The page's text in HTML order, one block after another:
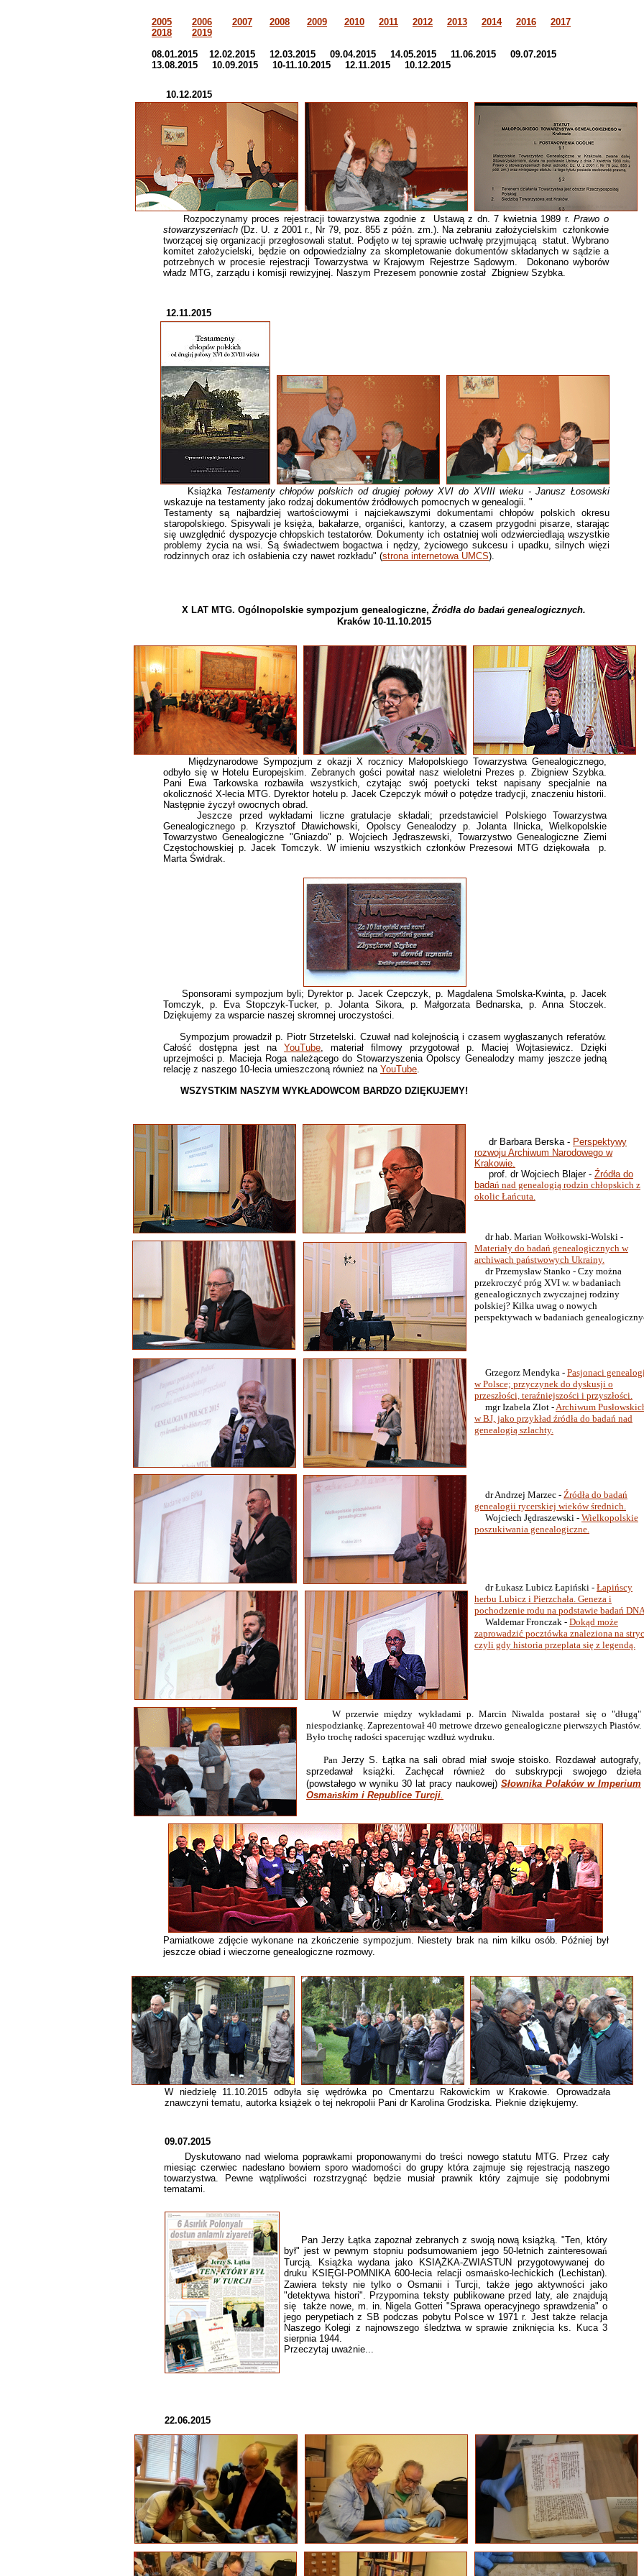
22.06.2015
Pan Jerzy Łątka zapoznał zebranych z swoją nową książką. "Ten, który
był" jest w pewnym stopniu podsumowaniem jego 50-letnich zainteresowań
Turcją. Książka wydana jako KSIĄŻKA-ZWIASTUN przygotowywanej do
druku KSIĘGI-POMNIKA 600-lecia relacji osmańsko-lechickich (Lechistan).
Zawiera teksty nie tylko o Osmanii i Turcji, także jego aktywności jako
"detektywa histori". Przypomina teksty publikowane przed laty, ale znajdują
się także nowe, m. in. Nigela Gotteri "Sprawa operacyjnego sprawdzenia" o
jego perypetiach z SB podczas pobytu Polsce w 1971 r. Jest także relacja
Naszego Kolegi z najnowszego śledztwa w sprawie zniknięcia ks. Kuca 3
sierpnia 1944.
Przeczytaj uważnie...
09.07.2015
Dyskutowano nad wieloma poprawkami proponowanymi do treści nowego statutu MTG. Przez cały
miesiąc czerwiec nadesłano bowiem sporo wiadomości do grupy która zajmuje się rejestracją naszego
towarzystwa. Pewne wątpliwości rozstrzygnąć będzie musiał prawnik który zajmuje się podobnymi
tematami.
2005 2006 2007 2008 2009 2010 2011 2012 2013 2014 2016
2017
2018
2019
08.01.2015 12.02.2015 12.03.2015 09.04.2015 14.05.2015 11.06.2015 09.07.2015
13.08.2015 10.09.2015 10-11.10.2015 12.11.2015 10.12.2015
X LAT MTG. Ogólnopolskie sympozjum genealogiczne,Źródła do badań genealogicznych.
Kraków 10-11.10.2015
Międzynarodowe Sympozjum z okazji X rocznicy Małopolskiego Towarzystwa Genealogicznego,
odbyło się w Hotelu Europejskim. Zebranych gości powitał nasz wieloletni Prezes p. Zbigniew Szybka.
Pani Ewa Tarkowska rozbawiła wszystkich, czytając swój poetycki tekst napisany specjalnie na
okoliczność X-lecia MTG. Dyrektor hotelu p. Jacek Czepczyk mówił o potędze tradycji, znaczeniu historii.
Następnie życzył owocnych obrad.
Jeszcze przed wykładami liczne gratulacje składali; przedstawiciel Polskiego Towarzystwa
Genealogicznego p. Krzysztof Dławichowski, Opolscy Genealodzy p. Jolanta Ilnicka, Wielkopolskie
Towarzystwo Genealogiczne "Gniazdo" p. Wojciech Jędraszewski, Towarzystwo Genealogiczne Ziemi
Częstochowskiej p. Jacek Tomczyk. W imieniu wszystkich członków Prezesowi MTG dziękowała p.
Marta Świdrak.
Pamiatkowe zdjęcie wykonane na zkończenie sympozjum. Niestety brak na nim kilku osób. Później był
jeszcze obiad i wieczorne genealogiczne rozmowy.
W niedzielę 11.10.2015 odbyła się wędrówka po Cmentarzu Rakowickim w Krakowie. Oprowadzała
znawczyni tematu, autorka książek o tej nekropolii Pani dr Karolina Grodziska. Pieknie dziękujemy.
dr Barbara Berska - Perspektywy
rozwoju Archiwum Narodowego w
Krakowie.
prof. dr Wojciech Blajer - Źródła do
badań nad genealogią rodzin chłopskich z
okolic Łańcuta.
dr Łukasz Lubicz Łapiński - Łapińscy
herbu Lubicz i Pierzchała. Geneza i
pochodzenie rodu na podstawie badań
Waldemar Fronczak - Dokąd może
zaprowadzić pocztówka znaleziona na
czyli gdy historia przeplata się z legendą.
dr hab. Marian Wołkowski-Wolski -
Materiały do badań genealogicznych w
archiwach państwowych Ukrainy.
dr Przemysław Stanko - Czy można
przekroczyć próg XVI w. w badaniach
genealogicznych zwyczajnej rodziny
polskiej? Kilka uwag o nowych
perspektywach w badaniach
Grzegorz Mendyka - Pasjonaci
w Polsce; przyczynek do dyskusji o
przeszłości, teraźniejszości i przyszłości.
mgr Izabela Zlot -Archiwum
w BJ, jako przykład źródła do badań nad
genealogią szlachty.
dr Andrzej Marzec - Źródła do badań
genealogii rycerskiej wieków średnich.
Wojciech Jędraszewski - Wielkopolskie
poszukiwania genealogiczne.
W przerwie między wykładami p. Marcin Niwalda postarał się o "długą"
niespodziankę. Zaprezentował 40 metrowe drzewo genealogiczne pierwszych Piastów.
Było trochę radości spacerując wzdłuż wydruku.
Pan Jerzy S. Łątka na sali obrad miał swoje stoisko. Rozdawał autografy,
sprzedawał książki. Zachęcał również do subskrypcji swojego dzieła
(powstałego w wyniku 30 lat pracy naukowej) Słownika Polaków w Imperium
Osmańskim i Republice Turcji.
Sponsorami sympozjum byli; Dyrektor p. Jacek Czepczyk, p. Magdalena Smolska-Kwinta, p. Jacek
Tomczyk, p. Eva Stopczyk-Tucker, p. Jolanta Sikora, p. Małgorzata Bednarska, p. Anna Stoczek.
Dziękujemy za wsparcie naszej skromnej uroczystości.
Sympozjum prowadził p. Piotr Strzetelski. Czuwał nad kolejnością i czasem wygłaszanych referatów.
Całość dostępna jest na YouTube, materiał filmowy przygotował p. Maciej Wojtasiewicz. Dzięki
uprzejmości p. Macieja Roga należącego do Stowarzyszenia Opolscy Genealodzy mamy jeszcze jedną
relację z naszego 10-lecia umieszczoną również na YouTube.
WSZYSTKIM NASZYM WYKŁADOWCOM BARDZO DZIĘKUJEMY!
12.11.2015
10.12.2015
Książka Testamenty chłopów polskich od drugiej połowy XVI do XVIII wieku - Janusz Łosowski
wskazuje na testamenty jako rodzaj dokumentów źródłowych pomocnych w genealogii. "
Testamenty są najbardziej wartościowymi i najciekawszymi dokumentami chłopów polskich okresu
staropolskiego. Spisywali je księża, bakałarze, organiści, kantorzy, a czasem przygodni pisarze, starając
się uwzględnić dyspozycje chłopskich testatorów. Dokumenty ich ostatniej woli odzwierciedlają wszystkie
problemy życia na wsi. Są świadectwem bogactwa i nędzy, życiowego sukcesu i upadku, silnych więzi
rodzinnych oraz ich osłabienia czy nawet rozkładu" (strona internetowa UMCS).
Rozpoczynamy proces rejestracji towarzystwa zgodnie z Ustawą z dn. 7 kwietnia 1989 r.Prawo o
stowarzyszeniach (Dz. U. z 2001 r., Nr 79, poz. 855 z późn. zm.). Na zebraniu założycielskim członkowie
tworzącej się organizacji przegłosowali statut. Podjęto w tej sprawie uchwałę przyjmującą statut. Wybrano
komitet założycielski, będzie on odpowiedzialny za skompletowanie dokumentów składanych w sądzie a
potrzebnych w procesie rejestracji Towarzystwa w Krajowym Rejestrze Sądowym. Dokonano wyborów
władz MTG, zarządu i komisji rewizyjnej. Naszym Prezesem ponownie został Zbigniew Szybka.